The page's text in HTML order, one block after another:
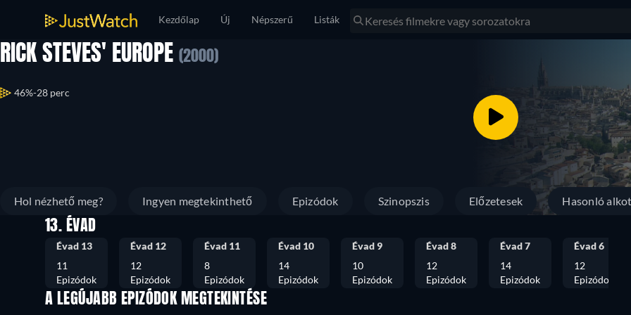
Kezdőlap Új Népszerű Listák
RICK STEVES' EUROPE (2000)
46% 28 perc
Hol nézhető meg? Ingyen megtekinthető Epizódok Szinopszis Előzetesek Hasonló
13. ÉVAD
Évad 13
11
Epizódok
Évad 12
12
Epizódok
Évad 11
8
Epizódok
Évad 10
14
Epizódok
Évad 9
10
Epizódok
Évad 8
12
Epizódok
Évad 7
14
Epizódok
Évad 6
12
Epizódok
A LEGÚJABB EPIZÓDOK MEGTEKINTÉSE